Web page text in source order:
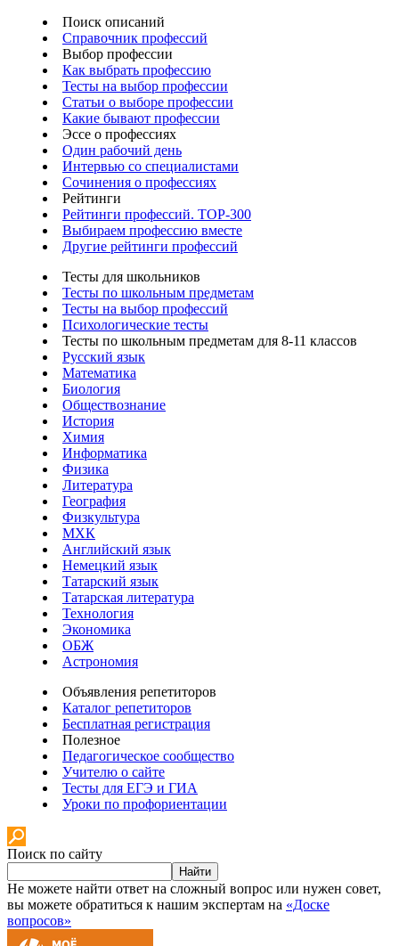
Поиск описаний
Справочник профессий
Выбор профессии
Как выбрать профессию
Тесты на выбор профессии
Статьи о выборе профессии
Какие бывают профессии
Эссе о профессиях
Один рабочий день
Интервью со специалистами
Сочинения о профессиях
Рейтинги
Рейтинги профессий. TOP-300
Выбираем профессию вместе
Другие рейтинги профессий
Тесты для школьников
Тесты по школьным предметам
Тесты на выбор профессий
Психологические тесты
Тесты по школьным предметам для 8-11 классов
Русский язык
Математика
Биология
Обществознание
История
Химия
Информатика
Физика
Литература
География
Физкультура
МХК
Английский язык
Немецкий язык
Татарский язык
Татарская литература
Технология
Экономика
ОБЖ
Астрономия
Объявления репетиторов
Каталог репетиторов
Бесплатная регистрация
Полезное
Педагогическое сообщество
Учителю о сайте
Тесты для ЕГЭ и ГИА
Уроки по профориентации
Поиск по сайту
Найти
Не можете найти ответ на сложный вопрос или нужен совет,
вы можете обратиться к нашим экспертам на «Доске
вопросов»